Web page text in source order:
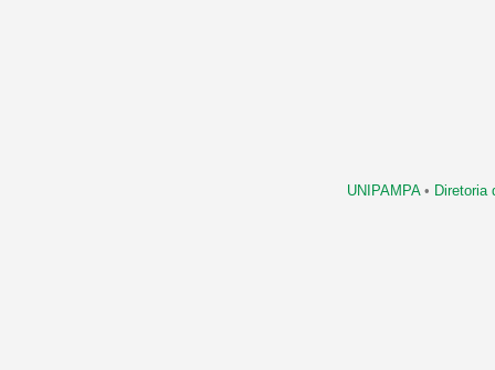
UNIPAMPA• Diretoria